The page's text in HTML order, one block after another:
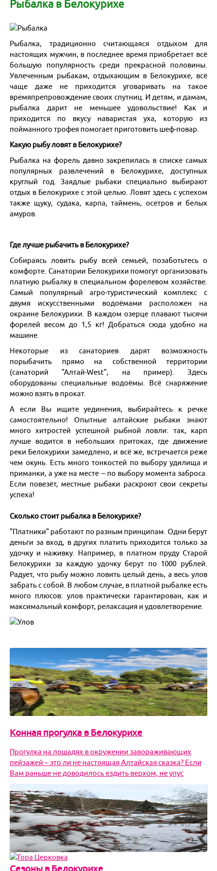
Написать в мессенджер
Все контакты
Экскурсии из Новосибирска
Сборные группы
Организованные группы
Белокуриха
Яровое
Черное море
Байкал
Казань
Екатеринбург
Красноярск и Хакасия
Новосибирск и НСО
Кузбасс
Европейская часть России
Отели России
Договоры и документы
Бонусная программа для клиентов
Наши Партнеры
Рыбалка в Белокурихе
Рыбалка, традиционно считающаяся отдыхом для
настоящих мужчин, в последнее время приобретает всё
большую популярность среди прекрасной половины.
Увлеченным рыбакам, отдыхающим в Белокурихе, всё
чаще даже не приходится уговаривать на такое
времяпрепровождение своих спутниц. И детям, и дамам,
рыбалка дарит не меньшее удовольствие! Как и
приходится по вкусу наваристая уха, которую из
пойманного трофея помогает приготовить шеф-повар.
Какую рыбу ловят в Белокурихе?
Рыбалка на форель давно закрепилась в списке самых
популярных развлечений в Белокурихе, доступных
круглый год. Заядлые рыбаки специально выбирают
отдых в Белокурихе с этой целью. Ловят здесь с успехом
также щуку, судака, карпа, таймень, осетров и белых
амуров.
Где лучше рыбачить в Белокурихе?
Собираясь ловить рыбу всей семьей, позаботьтесь о
комфорте. Санатории Белокурихи помогут организовать
платную рыбалку в специальном форелевом хозяйстве.
Самый популярный агро-туристический комплекс с
двумя искусственными водоёмами расположен на
окраине Белокурихи. В каждом озерце плавают тысячи
форелей весом до 1,5 кг! Добраться сюда удобно на
машине.
Некоторые из санаториев дарят возможность
порыбачить прямо на собственной территории
(санаторий "Алтай-West", на пример). Здесь
оборудованы специальные водоёмы. Всё снаряжение
можно взять в прокат.
А если Вы ищите уединения, выбирайтесь к речке
самостоятельно! Опытные алтайские рыбаки знают
много хитростей успешной рыбной ловли: так, карп
лучше водится в небольших притоках, где движение
реки Белокурихи замедлено, и всё же, встречается реже
чем окунь. Есть много тонкостей по выбору удилища и
приманки, а уже на месте – по выбору момента заброса.
Если повезёт, местные рыбаки раскроют свои секреты
успеха!
Сколько стоит рыбалка в Белокурихе?
"Платники" работают по разным принципам. Одни берут
деньги за вход, в других платить приходится только за
удочку и наживку. Например, в платном пруду Старой
Белокурихи за каждую удочку берут по 1000 рублей.
Радует, что рыбу можно ловить целый день, а весь улов
забрать с собой. В любом случае, в платной рыбалке есть
много плюсов: улов практически гарантирован, как и
максимальный комфорт, релаксация и удовлетворение.
Конная прогулка в Белокурихе
Прогулка на лошадях в окружении завораживающих
пейзажей – это ли не настоящая Алтайская сказка? Если
Вам раньше не доводилось ездить верхом, не упус
Достопримечательности Белокурихи
Алтайская земля хранит в себе немало тайн и
сюрпризов, а щедрость края не знает границ. Как еще
объяснить появление здесь удивительного места, где в о
Сезоны в Белокурихе